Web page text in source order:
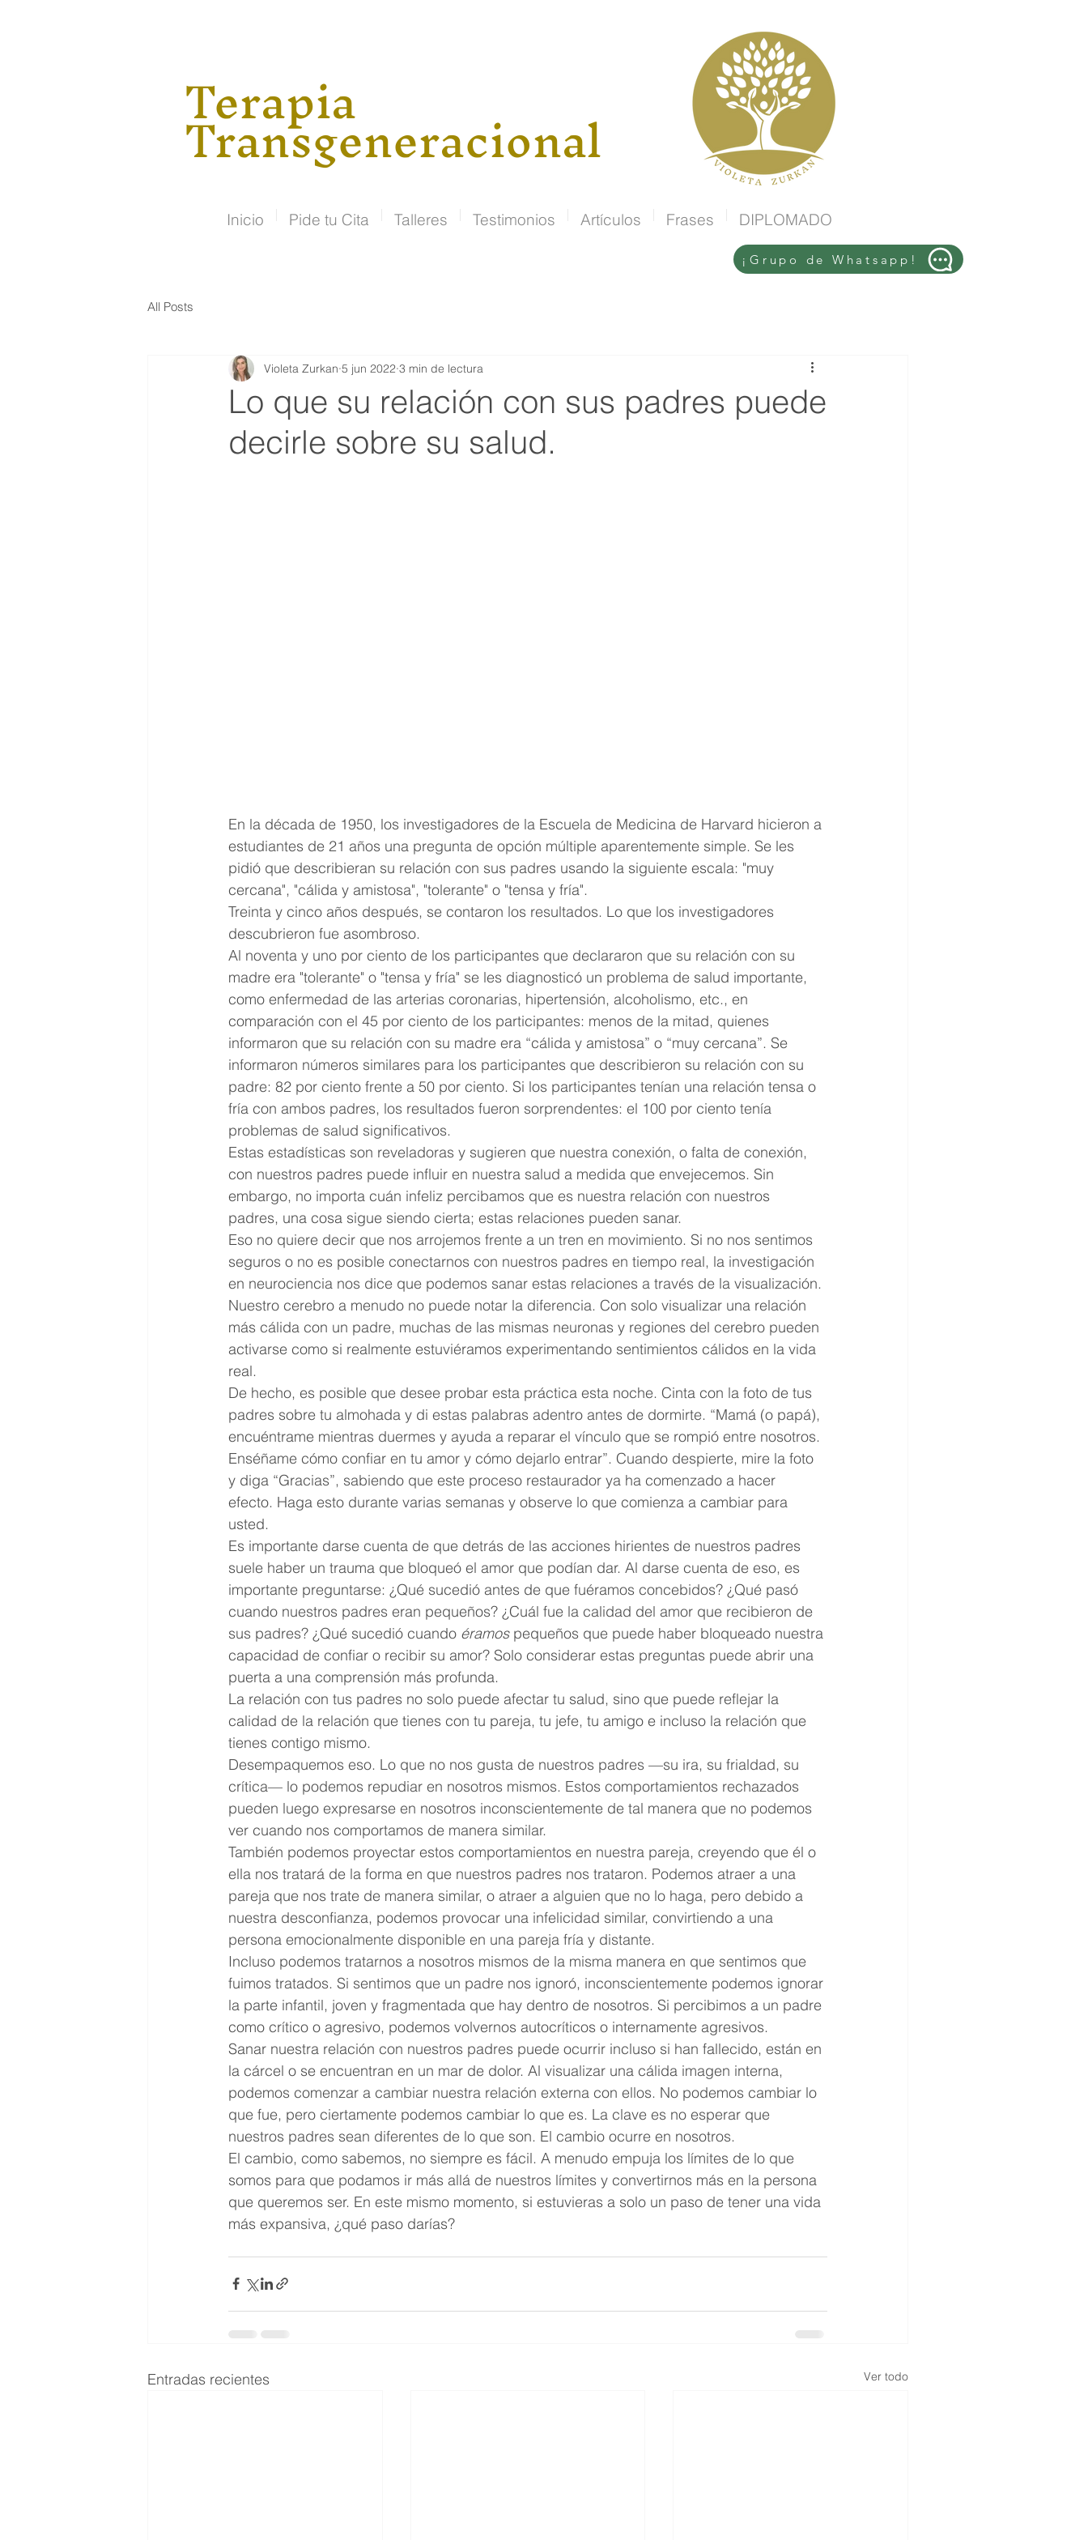
Terapia
Transgeneracional
Inicio Pide tu Cita Talleres Testimonios Artículos Frases DIPLOMADO
¡Grupo de Whatsapp!
All Posts
Lo que su relación con sus padres puede
decirle sobre su salud.
Violeta Zurkan 5 jun 2022 3 min de lectura
En la década de 1950, los investigadores de la Escuela de Medicina de Harvard hicieron a
estudiantes de 21 años una pregunta de opción múltiple aparentemente simple. Se les
pidió que describieran su relación con sus padres usando la siguiente escala: "muy
cercana", "cálida y amistosa", "tolerante" o "tensa y fría".
Treinta y cinco años después, se contaron los resultados. Lo que los investigadores
descubrieron fue asombroso.
Al noventa y uno por ciento de los participantes que declararon que su relación con su
madre era "tolerante" o "tensa y fría" se les diagnosticó un problema de salud importante,
como enfermedad de las arterias coronarias, hipertensión, alcoholismo, etc., en
comparación con el 45 por ciento de los participantes: menos de la mitad, quienes
informaron que su relación con su madre era “cálida y amistosa” o “muy cercana”. Se
informaron números similares para los participantes que describieron su relación con su
padre: 82 por ciento frente a 50 por ciento. Si los participantes tenían una relación tensa o
fría con ambos padres, los resultados fueron sorprendentes: el 100 por ciento tenía
problemas de salud significativos.
Estas estadísticas son reveladoras y sugieren que nuestra conexión, o falta de conexión,
con nuestros padres puede influir en nuestra salud a medida que envejecemos. Sin
embargo, no importa cuán infeliz percibamos que es nuestra relación con nuestros
padres, una cosa sigue siendo cierta; estas relaciones pueden sanar.
Eso no quiere decir que nos arrojemos frente a un tren en movimiento. Si no nos sentimos
seguros o no es posible conectarnos con nuestros padres en tiempo real, la investigación
en neurociencia nos dice que podemos sanar estas relaciones a través de la visualización.
Nuestro cerebro a menudo no puede notar la diferencia. Con solo visualizar una relación
más cálida con un padre, muchas de las mismas neuronas y regiones del cerebro pueden
activarse como si realmente estuviéramos experimentando sentimientos cálidos en la vida
real.
De hecho, es posible que desee probar esta práctica esta noche. Cinta con la foto de tus
padres sobre tu almohada y di estas palabras adentro antes de dormirte. “Mamá (o papá),
encuéntrame mientras duermes y ayuda a reparar el vínculo que se rompió entre nosotros.
Enséñame cómo confiar en tu amor y cómo dejarlo entrar”. Cuando despierte, mire la foto
y diga “Gracias”, sabiendo que este proceso restaurador ya ha comenzado a hacer
efecto. Haga esto durante varias semanas y observe lo que comienza a cambiar para
usted.
Es importante darse cuenta de que detrás de las acciones hirientes de nuestros padres
suele haber un trauma que bloqueó el amor que podían dar. Al darse cuenta de eso, es
importante preguntarse: ¿Qué sucedió antes de que fuéramos concebidos? ¿Qué pasó
cuando nuestros padres eran pequeños? ¿Cuál fue la calidad del amor que recibieron de
sus padres? ¿Qué sucedió cuando éramos pequeños que puede haber bloqueado nuestra
capacidad de confiar o recibir su amor? Solo considerar estas preguntas puede abrir una
puerta a una comprensión más profunda.
La relación con tus padres no solo puede afectar tu salud, sino que puede reflejar la
calidad de la relación que tienes con tu pareja, tu jefe, tu amigo e incluso la relación que
tienes contigo mismo.
Desempaquemos eso. Lo que no nos gusta de nuestros padres —su ira, su frialdad, su
crítica— lo podemos repudiar en nosotros mismos. Estos comportamientos rechazados
pueden luego expresarse en nosotros inconscientemente de tal manera que no podemos
ver cuando nos comportamos de manera similar.
También podemos proyectar estos comportamientos en nuestra pareja, creyendo que él o
ella nos tratará de la forma en que nuestros padres nos trataron. Podemos atraer a una
pareja que nos trate de manera similar, o atraer a alguien que no lo haga, pero debido a
nuestra desconfianza, podemos provocar una infelicidad similar, convirtiendo a una
persona emocionalmente disponible en una pareja fría y distante.
Incluso podemos tratarnos a nosotros mismos de la misma manera en que sentimos que
fuimos tratados. Si sentimos que un padre nos ignoró, inconscientemente podemos ignorar
la parte infantil, joven y fragmentada que hay dentro de nosotros. Si percibimos a un padre
como crítico o agresivo, podemos volvernos autocríticos o internamente agresivos.
Sanar nuestra relación con nuestros padres puede ocurrir incluso si han fallecido, están en
la cárcel o se encuentran en un mar de dolor. Al visualizar una cálida imagen interna,
podemos comenzar a cambiar nuestra relación externa con ellos. No podemos cambiar lo
que fue, pero ciertamente podemos cambiar lo que es. La clave es no esperar que
nuestros padres sean diferentes de lo que son. El cambio ocurre en nosotros.
El cambio, como sabemos, no siempre es fácil. A menudo empuja los límites de lo que
somos para que podamos ir más allá de nuestros límites y convertirnos más en la persona
que queremos ser. En este mismo momento, si estuvieras a solo un paso de tener una vida
más expansiva, ¿qué paso darías?
Entradas recientes Ver todo